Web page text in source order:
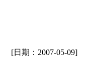
[日期：2007-05-09]